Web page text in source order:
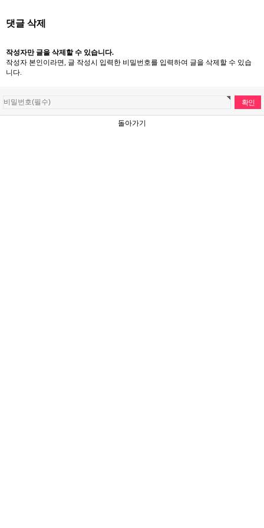
댓글 삭제
작성자만 글을 삭제할 수 있습니다.
작성자 본인이라면, 글 작성시 입력한 비밀번호를 입력하여 글을 삭제할 수 있습
니다.
돌아가기